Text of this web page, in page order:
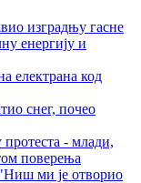
изградњу гасне
енергију и
електрана код
снег, почео
- млади,
поверења
ми је отворио